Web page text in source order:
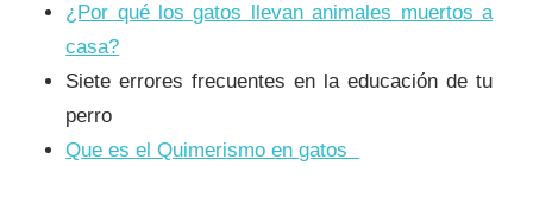
¿Por qué los gatos llevan animales muertos a
casa?
Siete errores frecuentes en la educación de tu
perro
Que es el Quimerismo en gatos